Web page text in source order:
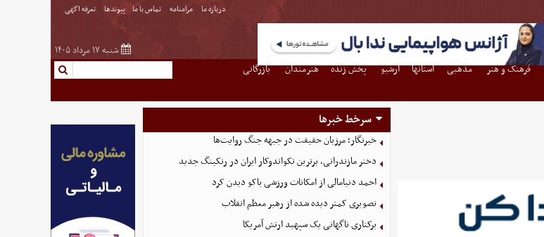
درباره ما مرامنامه تماس با ما پیوندها تعرفه اگهی
شنبه ۱۷ مرداد ۱۴۰۵
فرهنگ و هنر مذهبی استانها آرشیو پخش زنده هنرمندان
بازرگانی
سرخط خبرها
خبرنگار؛ مرزبان حقیقت در جبهه جنگ روایت‌ها
دختر مازندرانی، برترین تکواندوکار ایران در رنکینگ جدید
احمد دنیامالی از امکانات ورزشی باکو دیدن کرد
تصویری کمتر دیده شده از رهبر معظم انقلاب
برکناری ناگهانی یک سپهبد ارتش آمریکا